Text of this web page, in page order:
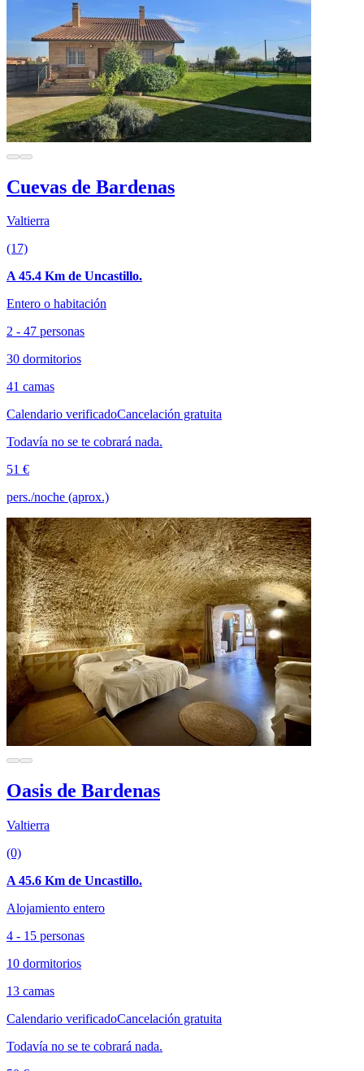
Cuevas de Bardenas
Valtierra
(17)
A 45.4 Km de Uncastillo.
Entero o habitación
2 - 47 personas
30 dormitorios
41 camas
Calendario verificadoCancelación gratuita
Todavía no se te cobrará nada.
51 €
pers./noche (aprox.)
Oasis de Bardenas
Valtierra
(0)
A 45.6 Km de Uncastillo.
Alojamiento entero
4 - 15 personas
10 dormitorios
13 camas
Calendario verificadoCancelación gratuita
Todavía no se te cobrará nada.